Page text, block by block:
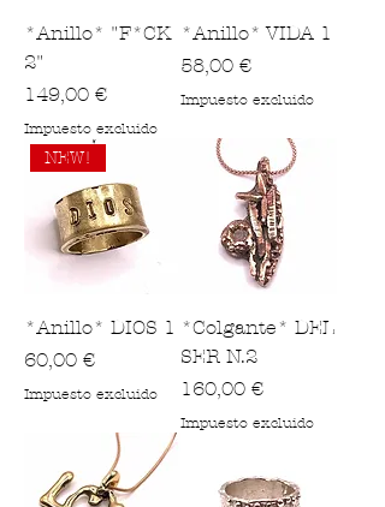
*Anillo* "F*CK
2"
Precio
149,00 €
Impuesto excluido
*Anillo* VIDA 1
Precio
58,00 €
Impuesto excluido
NEW!
*Anillo* DIOS 1
Precio
60,00 €
Impuesto excluido
*Colgante* DEL
SER N.2
Precio
160,00 €
Impuesto excluido